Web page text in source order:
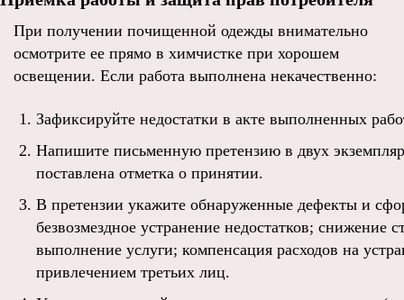
При получении почищенной одежды внимательно
осмотрите ее прямо в химчистке при хорошем
освещении. Если работа выполнена некачественно:
Зафиксируйте недостатки в акте выполненных
Напишите письменную претензию в двух
поставлена отметка о принятии.
В претензии укажите обнаруженные дефекты и
безвозмездное устранение недостатков;
выполнение услуги; компенсация расходов на
привлечением третьих лиц.